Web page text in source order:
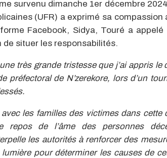
survenu dimanche 1er décembre
(UFR) a exprimé sa
Facebook, Sidya, Touré a
de situer les responsabilités.
une très grande tristesse que j’ai appris
préfectoral de N’zerekore, lors d’un
les familles des victimes dans
repos de l’âme des personnes
les autorités à renforcer des
lumière pour déterminer les causes de